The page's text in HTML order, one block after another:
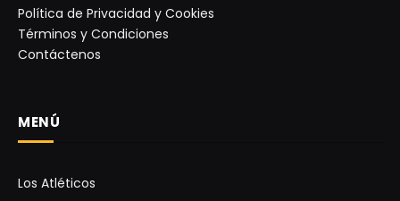
Política de Privacidad y Cookies
Términos y Condiciones
Contáctenos
MENÚ
Los Atléticos